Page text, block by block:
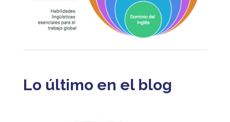
Lo último en el blog